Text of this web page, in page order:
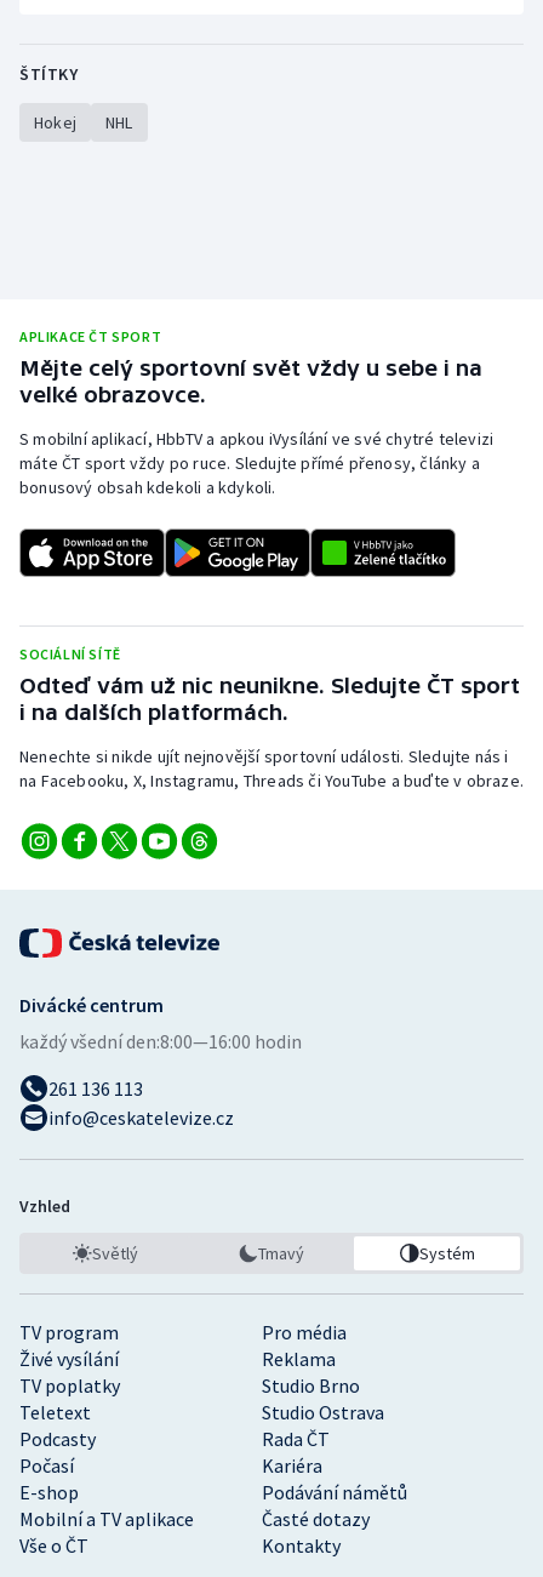
ŠTÍTKY
Hokej NHL
APLIKACE ČT SPORT
Mějte celý sportovní svět vždy u sebe i na
velké obrazovce.
S mobilní aplikací, HbbTV a apkou iVysílání ve své chytré televizi
máte ČT sport vždy po ruce. Sledujte přímé přenosy, články a
bonusový obsah kdekoli a kdykoli.
SOCIÁLNÍ SÍTĚ
Odteď vám už nic neunikne. Sledujte ČT sport
i na dalších platformách.
Nenechte si nikde ujít nejnovější sportovní události. Sledujte nás i
na Facebooku, X, Instagramu, Threads či YouTube a buďte v obraze.
TV program
Pro média
Živé vysílání
Reklama
TV poplatky
Studio Brno
Teletext
Studio Ostrava
Podcasty
Rada ČT
Počasí
Kariéra
E-shop
Podávání námětů
Mobilní a TV aplikace
Časté dotazy
Vše o ČT
Kontakty
Divácké centrum
každý všední den:8:00—16:00 hodin
261 136 113
info@ceskatelevize.cz
Vzhled
Světlý Tmavý Systém